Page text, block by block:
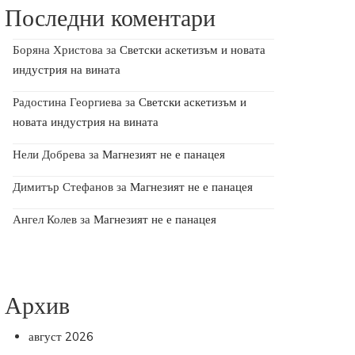
Последни коментари
Боряна Христова за Светски аскетизъм и новата
индустрия на вината
Радостина Георгиева за Светски аскетизъм и
новата индустрия на вината
Нели Добрева за Магнезият не е панацея
Димитър Стефанов за Магнезият не е панацея
Ангел Колев за Магнезият не е панацея
Архив
август 2026